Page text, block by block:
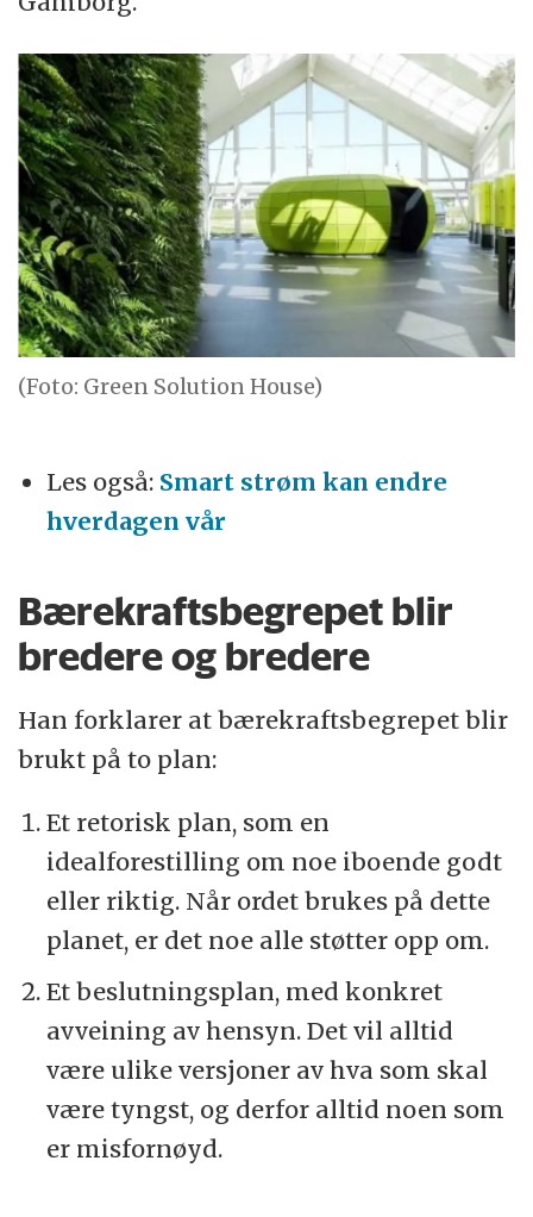
(Foto: Green Solution House)
Les også: Smart strøm kan endre
hverdagen vår
Bærekraftsbegrepet blir
bredere og bredere
Han forklarer at bærekraftsbegrepet blir
brukt på to plan:
Et retorisk plan, som en
idealforestilling om noe iboende godt
eller riktig. Når ordet brukes på dette
planet, er det noe alle støtter opp om.
Et beslutningsplan, med konkret
avveining av hensyn. Det vil alltid
være ulike versjoner av hva som skal
være tyngst, og derfor alltid noen som
er misfornøyd.